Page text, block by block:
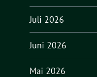
Juli 2026
Juni 2026
Mai 2026